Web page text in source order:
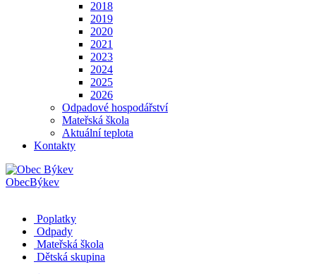
2018
2019
2020
2021
2023
2024
2025
2026
Odpadové hospodářství
Mateřská škola
Aktuální teplota
Kontakty
ObecBýkev
Poplatky
Odpady
Mateřská škola
Dětská skupina